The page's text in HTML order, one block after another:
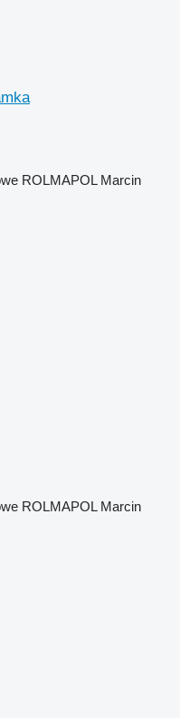
ROLMAPOL Marcin
ROLMAPOL Marcin